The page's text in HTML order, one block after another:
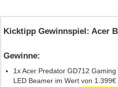
Kicktipp Gewinnspiel: Acer
Gewinne:
1x Acer Predator GD712 Gaming
LED Beamer im Wert von 1.399€